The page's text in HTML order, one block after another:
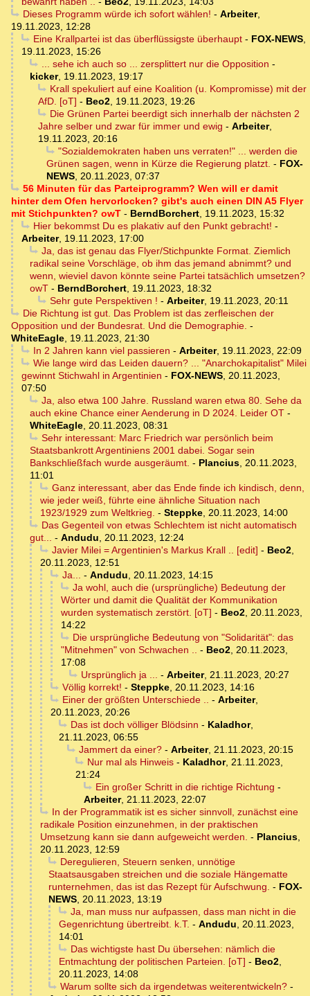
Dieses Programm würde ich sofort wählen! - Arbeiter,
19.11.2023, 12:28
Eine Krallpartei ist das überflüssigste überhaupt- FOX-NEWS,
19.11.2023, 15:26
... sehe ich auch so ... zersplittert nur die Opposition -
kicker, 19.11.2023, 19:17
Krall spekuliert auf eine Koalition (u. Kompromisse) mit der
AfD. [oT] - Beo2, 19.11.2023, 19:26
Die Grünen Partei beerdigt sich innerhalb der nächsten 2
Jahre selber und zwar für immer und ewig - Arbeiter,
19.11.2023, 20:16
"Sozialdemokraten haben uns verraten!" ... werden die
Grünen sagen, wenn in Kürze die Regierung platzt. - FOX-
NEWS, 20.11.2023, 07:37
56 Minuten für das Parteiprogramm? Wen will er damit
hinter dem Ofen hervorlocken? gibt's auch einen DIN A5 Flyer
mit Stichpunkten? owT - BerndBorchert, 19.11.2023, 15:32
Hier bekommst Du es plakativ auf den Punkt gebracht! -
Arbeiter, 19.11.2023, 17:00
Ja, das ist genau das Flyer/Stichpunkte Format. Ziemlich
radikal seine Vorschläge, ob ihm das jemand abnimmt? und
wenn, wieviel davon könnte seine Partei tatsächlich umsetzen?
owT - BerndBorchert, 19.11.2023, 18:32
Sehr gute Perspektiven ! - Arbeiter, 19.11.2023, 20:11
Die Richtung ist gut. Das Problem ist das zerfleischen der
Opposition und der Bundesrat. Und die Demographie. -
WhiteEagle, 19.11.2023, 21:30
In 2 Jahren kann viel passieren - Arbeiter, 19.11.2023, 22:09
Wie lange wird das Leiden dauern? ... "Anarchokapitalist" Milei
gewinnt Stichwahl in Argentinien - FOX-NEWS, 20.11.2023,
07:50
Ja, also etwa 100 Jahre. Russland waren etwa 80. Sehe da
auch ekine Chance einer Aenderung in D 2024. Leider OT -
WhiteEagle, 20.11.2023, 08:31
Sehr interessant: Marc Friedrich war persönlich beim
Staatsbankrott Argentiniens 2001 dabei. Sogar sein
Bankschließfach wurde ausgeräumt. - Plancius, 20.11.2023,
11:01
Ganz interessant, aber das Ende finde ich kindisch, denn,
wie jeder weiß, führte eine ähnliche Situation nach
1923/1929 zum Weltkrieg. - Steppke, 20.11.2023, 14:00
Das Gegenteil von etwas Schlechtem ist nicht automatisch
gut... - Andudu, 20.11.2023, 12:24
Javier Milei = Argentinien's Markus Krall .. [edit] - Beo2,
20.11.2023, 12:51
Ja... - Andudu, 20.11.2023, 14:15
Ja wohl, auch die (ursprüngliche) Bedeutung der
Wörter und damit die Qualität der Kommunikation
wurden systematisch zerstört. [oT] - Beo2, 20.11.2023,
14:22
Die ursprüngliche Bedeutung von "Solidarität": das
"Mitnehmen" von Schwachen .. - Beo2, 20.11.2023,
17:08
Ursprünglich ja ... - Arbeiter, 21.11.2023, 20:27
Völlig korrekt! - Steppke, 20.11.2023, 14:16
Einer der größten Unterschiede .. - Arbeiter,
20.11.2023, 20:26
Das ist doch völliger Blödsinn - Kaladhor,
21.11.2023, 06:55
Jammert da einer?- Arbeiter, 21.11.2023, 20:15
Nur mal als Hinweis- Kaladhor, 21.11.2023,
21:24
Ein großer Schritt in die richtige Richtung -
Arbeiter, 21.11.2023, 22:07
In der Programmatik ist es sicher sinnvoll, zunächst eine
radikale Position einzunehmen, in der praktischen
Umsetzung kann sie dann aufgeweicht werden. - Plancius,
20.11.2023, 12:59
Deregulieren, Steuern senken, unnötige
Staatsausgaben streichen und die soziale Hängematte
runternehmen, das ist das Rezept für Aufschwung. - FOX-
NEWS, 20.11.2023, 13:19
Ja, man muss nur aufpassen, dass man nicht in die
Gegenrichtung übertreibt. k.T. - Andudu, 20.11.2023,
14:01
Das wichtigste hast Du übersehen: nämlich die
Entmachtung der politischen Parteien. [oT] - Beo2,
20.11.2023, 14:08
Warum sollte sich da irgendetwas weiterentwickeln?-